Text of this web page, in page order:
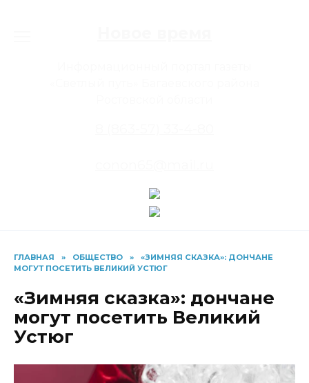
ГЛАВНАЯ » ОБЩЕСТВО »
«ЗИМНЯЯ СКАЗКА»: ДОНЧАНЕ
МОГУТ ПОСЕТИТЬ ВЕЛИКИЙ УСТЮГ
«Зимняя сказка»: дончане
могут посетить Великий
Устюг